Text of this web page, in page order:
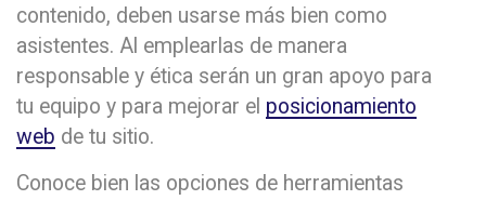
contenido, deben usarse más bien como
asistentes. Al emplearlas de manera
responsable y ética serán un gran apoyo para
tu equipo y para mejorar el posicionamiento
web de tu sitio.
Conoce bien las opciones de herramientas